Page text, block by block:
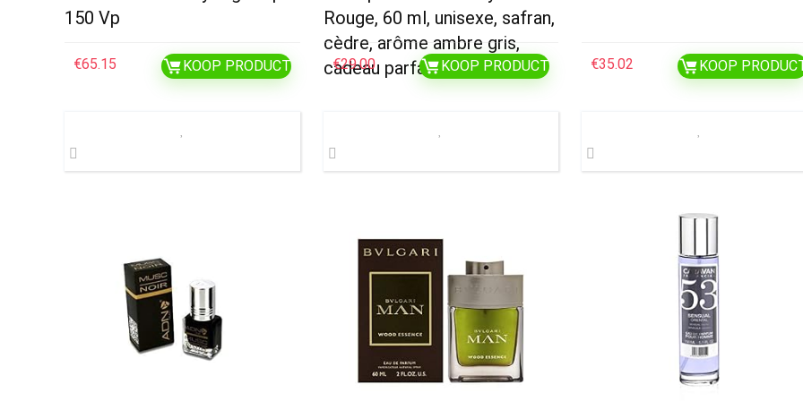
150 Vp
€65.15 KOOP PRODUCT
Rouge, 60 ml, unisexe, safran,
cèdre, arôme ambre gris,
cadeau parfait
€29.00 KOOP PRODUCT €35.02 KOOP